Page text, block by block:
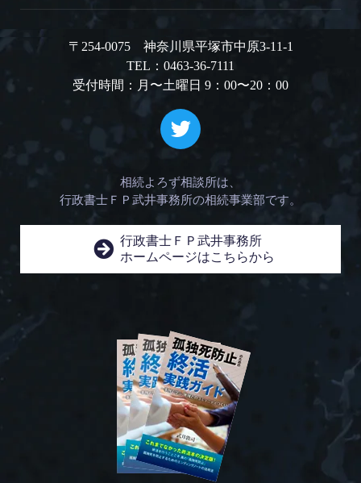
〒254-0075 神奈川県平塚市中原3-11-1
TEL：0463-36-7111
受付時間：月〜土曜日 9：00〜20：00
相続よろず相談所は、
行政書士ＦＰ武井事務所の相続事業部です。
行政書士ＦＰ武井事務所
ホームページはこちらから